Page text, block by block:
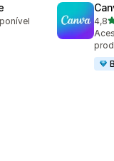
4,8
387